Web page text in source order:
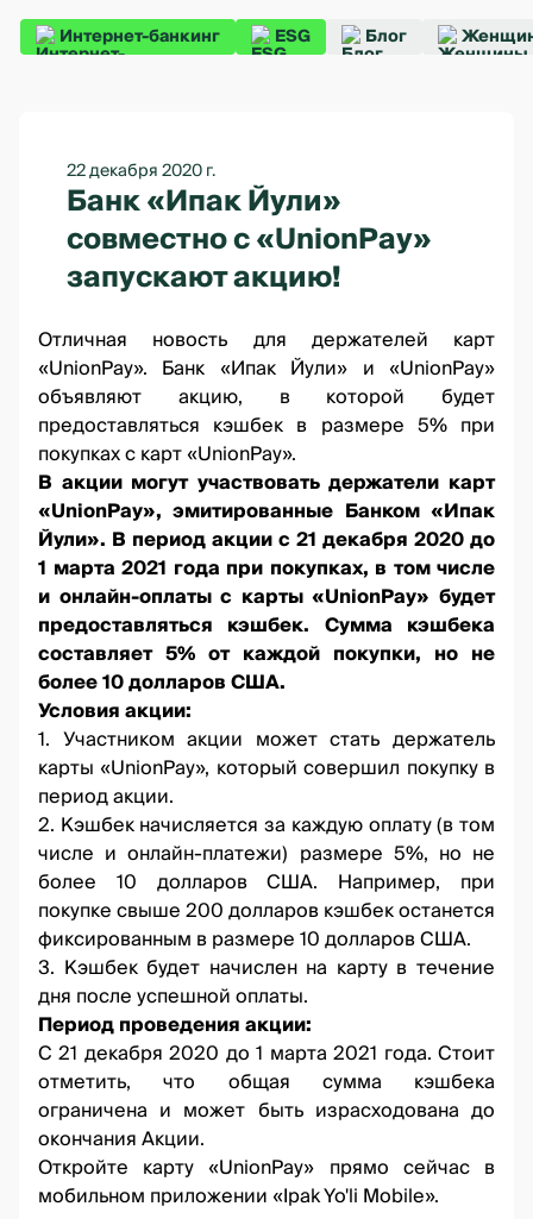
Интернет-банкинг ESG Блог
22 декабря 2020 г.
Банк «Ипак Йули»
совместно с «UnionPay»
запускают акцию!
Отличная новость для держателей карт
«UnionPay». Банк «Ипак Йули» и «UnionPay»
объявляют акцию, в которой будет
предоставляться кэшбек в размере 5% при
покупках с карт «UnionPay».
В акции могут участвовать держатели карт
«UnionPay», эмитированные Банком «Ипак
Йули». В период акции с 21 декабря 2020 до
1 марта 2021 года при покупках, в том числе
и онлайн-оплаты с карты «UnionPay» будет
предоставляться кэшбек. Сумма кэшбека
составляет 5% от каждой покупки, но не
более 10 долларов США.
Условия акции:
1. Участником акции может стать держатель
карты «UnionPay», который совершил покупку в
период акции.
2. Кэшбек начисляется за каждую оплату (в том
числе и онлайн-платежи) размере 5%, но не
более 10 долларов США. Например, при
покупке свыше 200 долларов кэшбек останется
фиксированным в размере 10 долларов США.
3. Кэшбек будет начислен на карту в течение
дня после успешной оплаты.
Период проведения акции:
С 21 декабря 2020 до 1 марта 2021 года. Стоит
отметить, что общая сумма кэшбека
ограничена и может быть израсходована до
окончания Акции.
Откройте карту «UnionPay» прямо сейчас в
мобильном приложении«Ipak Yo'li Mobile».